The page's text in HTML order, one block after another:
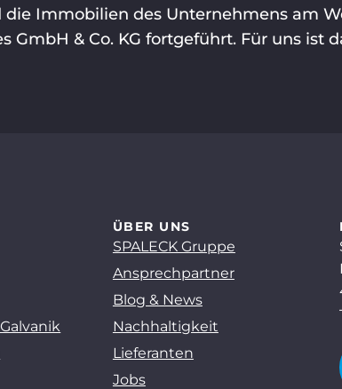
Immobilien des Unternehmens am
& Co. KG fortgeführt. Für uns ist
ÜBER UNS
SPALECK Gruppe
Ansprechpartner
Blog & News
Nachhaltigkeit
Lieferanten
Jobs